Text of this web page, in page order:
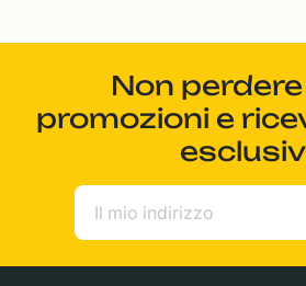
Non
promozioni e